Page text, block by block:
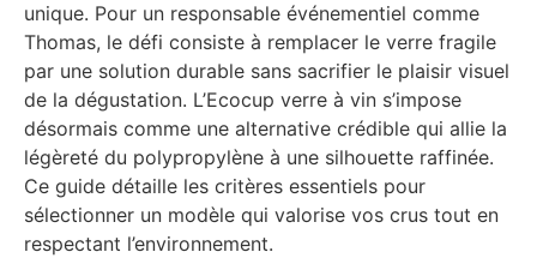
unique. Pour un responsable événementiel comme
Thomas, le défi consiste à remplacer le verre fragile
par une solution durable sans sacrifier le plaisir visuel
de la dégustation. L’Ecocup verre à vin s’impose
désormais comme une alternative crédible qui allie la
légèreté du polypropylène à une silhouette raffinée.
Ce guide détaille les critères essentiels pour
sélectionner un modèle qui valorise vos crus tout en
respectant l’environnement.